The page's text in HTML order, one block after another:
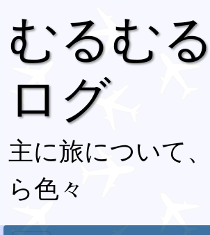
むるむ
ログ
主に旅について
ら色々